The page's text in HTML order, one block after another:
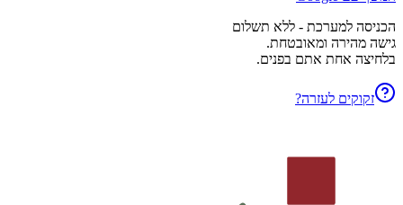
הכניסה למערכת - ללא תשלום
גישה מהירה ומאובטחת.
בלחיצה אחת אתם בפנים.
זקוקים לעזרה?